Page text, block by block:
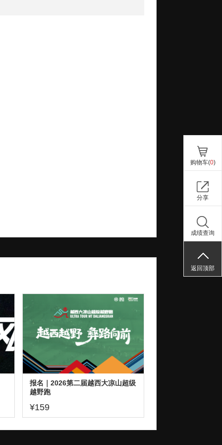
报名｜2026第二届越西大凉山超级
越野跑
¥159
购物车(0)
分享
成绩查询
返回顶部